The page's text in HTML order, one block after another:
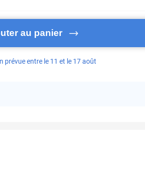
au panier
prévue entre le 11 et le 17 août